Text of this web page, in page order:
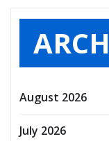
August 2026
July 2026